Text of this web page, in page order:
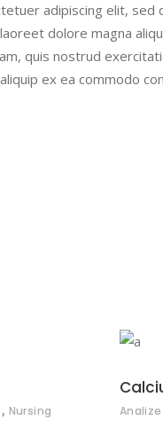
adipiscing elit, sed
dolore magna
quis nostrud
ex ea commodo
, Nursing